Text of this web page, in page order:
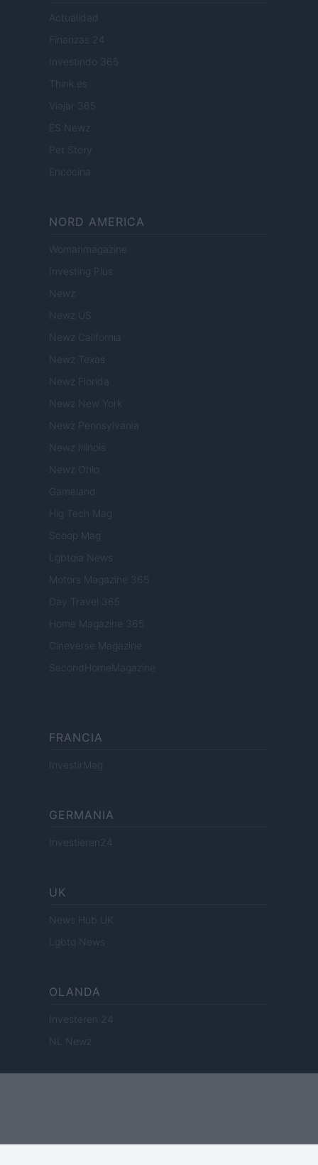
Actualidad
Finanzas 24
Investindo 365
Viajar 365
ES Newz
Pet Story
Encocina
NORD AMERICA
Womanmagazine
Investing Plus
Newz
Newz US
Newz California
Newz Texas
Newz Florida
Newz New York
Newz Pennsylvania
Newz Illinois
Newz Ohio
Gameland
Hig Tech Mag
Scoop Mag
Lgbtqia News
Motors Magazine 365
Day Travel 365
Home Magazine 365
Cineverse Magazine
SecondHomeMagazine
FRANCIA
InvestirMag
GERMANIA
Investieren24
UK
News Hub UK
Lgbtq News
OLANDA
Investeren 24
NL Newz